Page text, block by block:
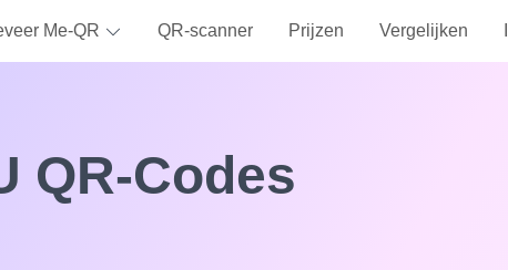
Me-QR QR-scanner Prijzen Vergelijken
QR-Codes